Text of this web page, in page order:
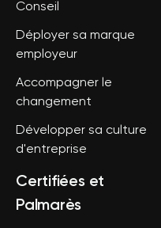
Conseil
Déployer sa marque
employeur
Accompagner le
changement
Développer sa culture
d'entreprise
Certifiées et
Palmarès